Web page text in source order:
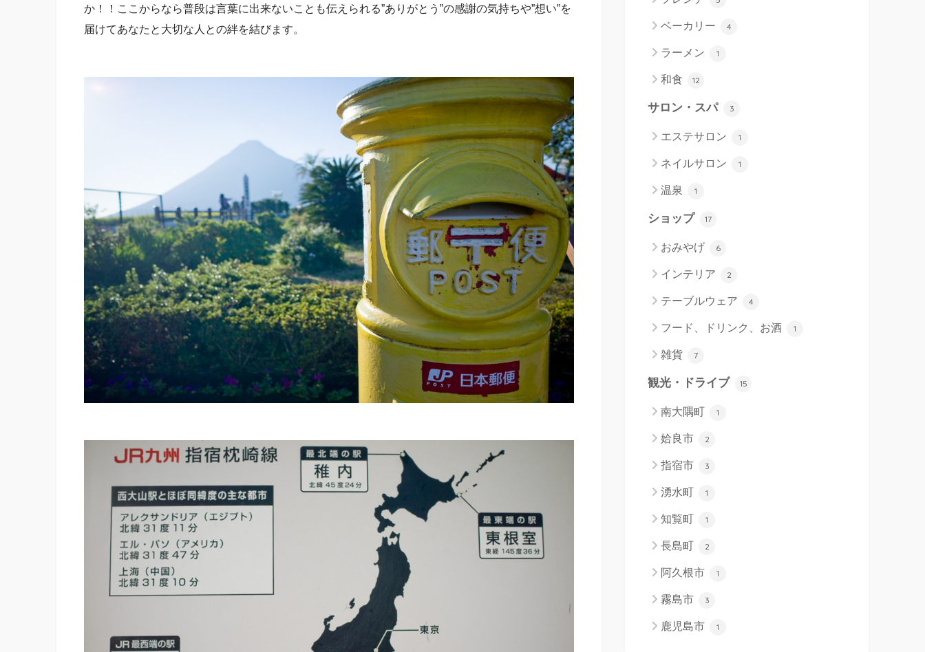
か！！ここからなら普段は言葉に出来ないことも伝えられる”ありがとう”の感謝の気持ちや”想い”を
届けてあなたと大切な人との絆を結びます。
ベーカリー 4
ラーメン 1
和食 12
サロン・スパ 3
エステサロン 1
ネイルサロン 1
温泉 1
ショップ 17
おみやげ 6
インテリア 2
テーブルウェア 4
フード、ドリンク、お酒 1
雑貨 7
観光・ドライブ 15
南大隅町 1
姶良市 2
指宿市 3
湧水町 1
知覧町 1
長島町 2
阿久根市 1
霧島市 3
鹿児島市 1